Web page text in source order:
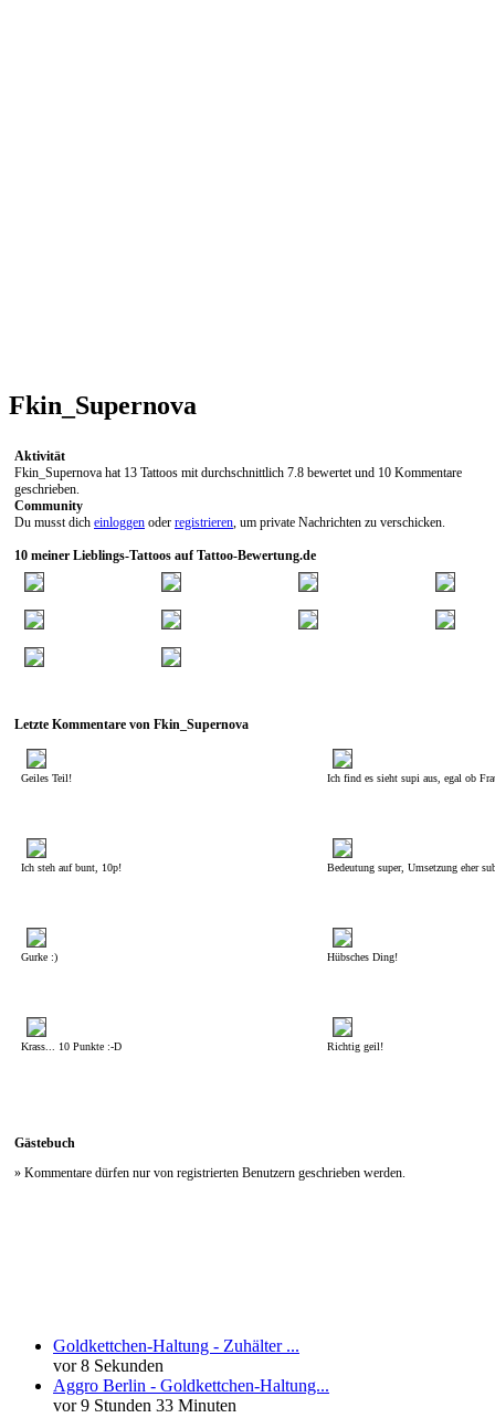
Fkin_Supernova
Aktivität
Fkin_Supernova hat 13 Tattoos mit durchschnittlich 7.8 bewertet und 10 Kommentare
geschrieben.
Community
Du musst dich einloggen oder registrieren, um private Nachrichten zu verschicken.
10 meiner Lieblings-Tattoos auf Tattoo-Bewertung.de
Letzte Kommentare von Fkin_Supernova
Geiles Teil! Ich find es sieht supi aus, egal ob
Ich steh auf bunt, 10p! Bedeutung super, Umsetzung eher
Gurke :) Hübsches Ding!
Krass... 10 Punkte :-D Richtig geil!
Gästebuch
» Kommentare dürfen nur von registrierten Benutzern geschrieben werden.
Goldkettchen-Haltung - Zuhälter ...
vor 8 Sekunden
Aggro Berlin - Goldkettchen-Haltung...
vor 9 Stunden 33 Minuten